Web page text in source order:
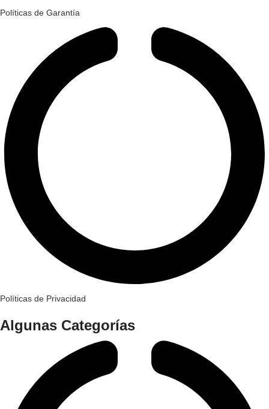
Políticas de Garantía
Políticas de Privacidad
Algunas Categorías